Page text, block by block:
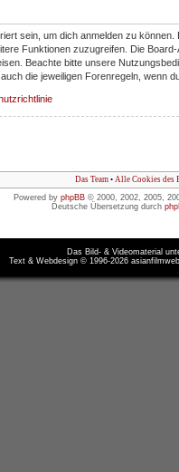
sein, um dich anmelden zu können.
Funktionen zuzugreifen. Die
Beachte bitte unsere
die jeweiligen Forenregeln, wenn
Das Team • Alle Cookies des
Powered by phpBB © 2000, 2002, 2005,
Deutsche Übersetzung durch
Das Bild- & Videomaterial
Text & Webdesign © 1996-2026